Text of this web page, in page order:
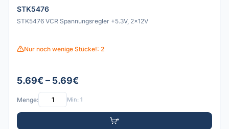
STK5476
STK5476 VCR Spannungsregler +5.3V, 2x12V
Nur noch wenige Stücke!: 2
5.69€ – 5.69€
Menge: Min: 1